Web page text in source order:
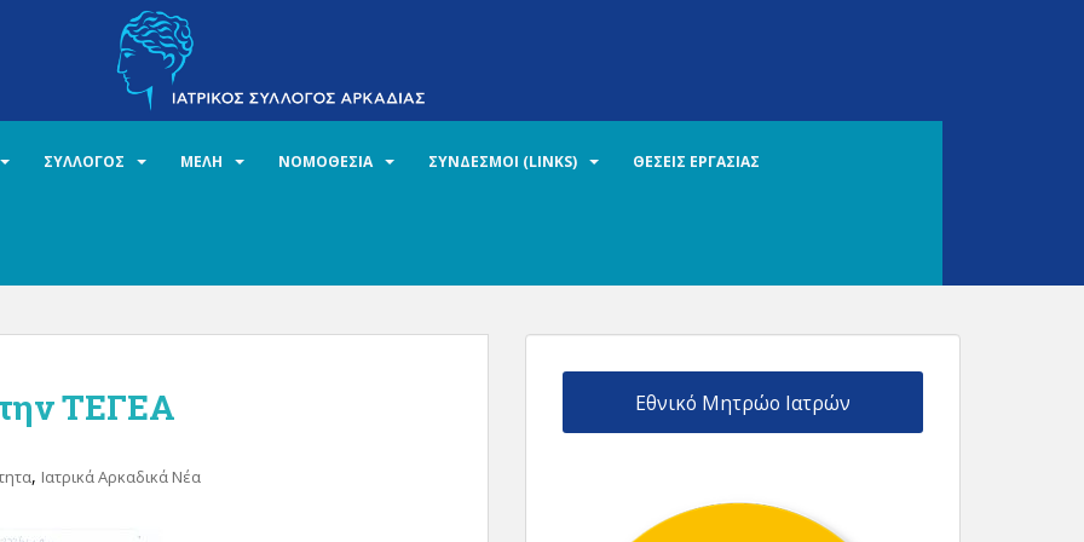
ΣΥΛΛΟΓΟΣ ΜΕΛΗ ΝΟΜΟΘΕΣΙΑ ΣΥΝΔΕΣΜΟΙ (LINKS) ΘΕΣΕΙΣ ΕΡΓΑΣΙΑΣ
ΤΕΓΕΑ
, Ιατρικά Αρκαδικά Νέα
Εθνικό Μητρώο Ιατρών